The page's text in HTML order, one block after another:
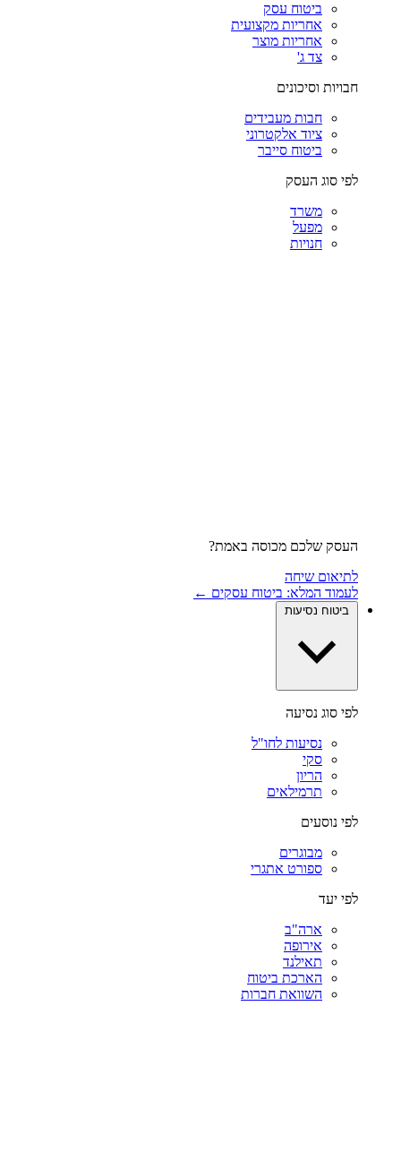
ביטוח עסק
אחריות מקצועית
אחריות מוצר
צד ג'
חבויות וסיכונים
חבות מעבידים
ציוד אלקטרוני
ביטוח סייבר
לפי סוג העסק
משרד
מפעל
חנויות
העסק שלכם מכוסה באמת?
לתיאום שיחה
לעמוד המלא: ביטוח עסקים ←
ביטוח נסיעות
לפי סוג נסיעה
נסיעות לחו"ל
סקי
הריון
תרמילאים
לפי נוסעים
מבוגרים
ספורט אתגרי
לפי יעד
ארה"ב
אירופה
תאילנד
הארכת ביטוח
השוואת חברות